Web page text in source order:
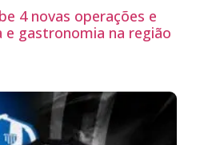
4 novas operações e
gastronomia na região